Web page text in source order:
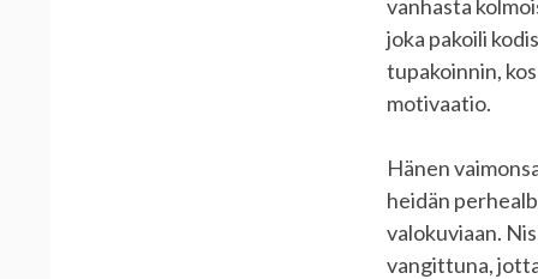
vanhasta
joka pakoili
tupakoinnin,
motivaatio.
Hänen
heidän
valokuviaan.
vangittuna,